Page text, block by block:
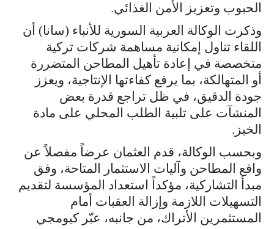
الحبوب وتعزيز الأمن الغذائي.
وذكرت الوكالة العربية السورية للأنباء (سانا) أن
اللقاء تناول إمكانية مساهمة شركات تركية
متخصصة في إعادة تأهيل المطاحن المتضررة
أو المتهالكة، بما يرفع كفاءتها الإنتاجية، ويعزز
جودة الدقيق، في ظل تراجع قدرة بعض
المنشآت على تلبية الطلب المحلي على مادة
الخبز.
وبحسب الوكالة، قدم العثمان عرضاً مفصلاً عن
واقع المطاحن وآليات الاستثمار المتاحة، وفق
مبدأ التشاركية، مؤكداً استعداد المؤسسة لتقديم
التسهيلات اللازمة وإزالة العقبات أمام
المستثمرين الأتراك، من جانبه، عبّر كيومجي